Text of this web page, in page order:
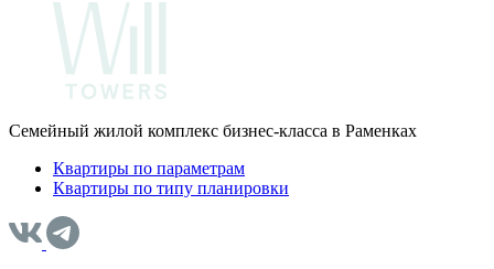
Семейный жилой комплекс бизнес-класса в Раменках
Квартиры по параметрам
Квартиры по типу планировки